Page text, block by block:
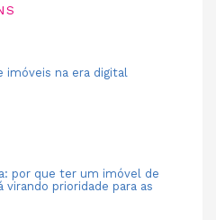
imóveis na era digital
por que ter um imóvel de
virando prioridade para as